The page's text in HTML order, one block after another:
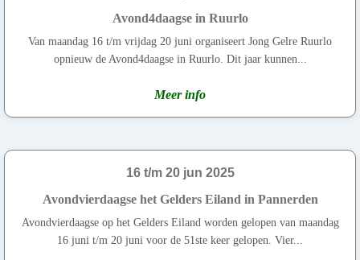
Avond4daagse in Ruurlo
Van maandag 16 t/m vrijdag 20 juni organiseert Jong Gelre Ruurlo
opnieuw de Avond4daagse in Ruurlo. Dit jaar kunnen...
Meer info
16 t/m 20 jun 2025
Avondvierdaagse het Gelders Eiland in Pannerden
Avondvierdaagse op het Gelders Eiland worden gelopen van maandag
16 juni t/m 20 juni voor de 51ste keer gelopen. Vier...